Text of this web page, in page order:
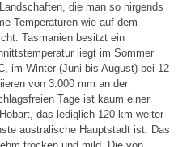
die man so nirgends
Temperaturen wie auf dem
Tasmanien besitzt ein
liegt im Sommer
im Winter (Juni bis August) bei 12
von 3.000 mm an der
Tage ist kaum einer
das lediglich 120 km weiter
australische Hauptstadt ist. Das